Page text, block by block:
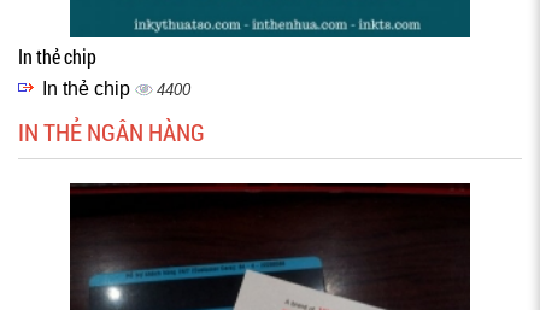
In thẻ chip
In thẻ chip 4400
IN THẺ NGÂN HÀNG